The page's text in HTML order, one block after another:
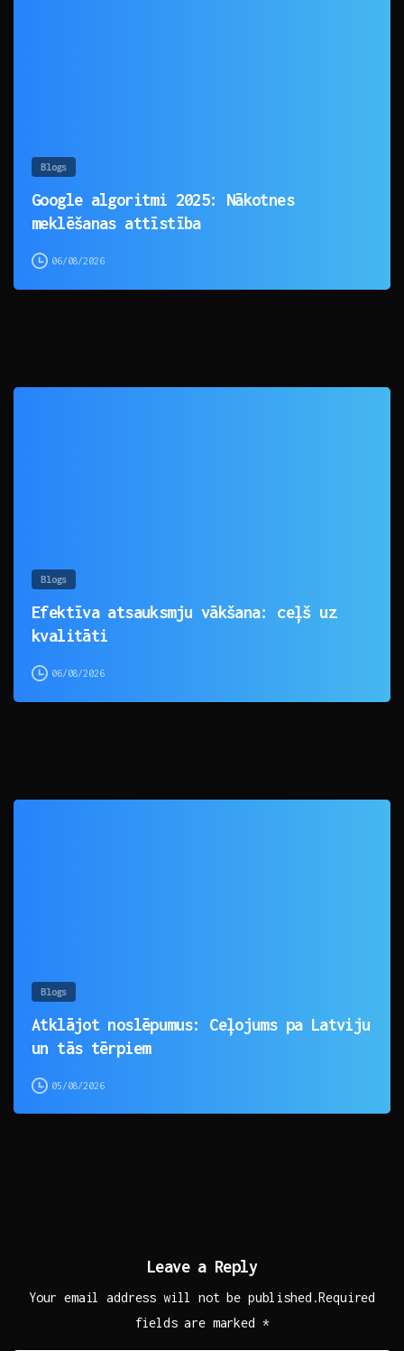
Blogs
Google algoritmi 2025: Nākotnes
meklēšanas attīstība
06/08/2026
Blogs
Efektīva atsauksmju vākšana: ceļš uz
kvalitāti
06/08/2026
Blogs
Atklājot noslēpumus: Ceļojums pa Latviju
un tās tērpiem
05/08/2026
Leave a Reply
Your email address will not be published.Required
fields are marked *